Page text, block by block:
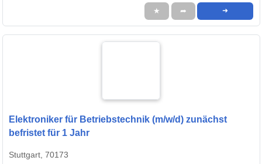
★ ➦ ➜
Elektroniker für Betriebstechnik (m/w/d) zunächst
befristet für 1 Jahr
Stuttgart, 70173